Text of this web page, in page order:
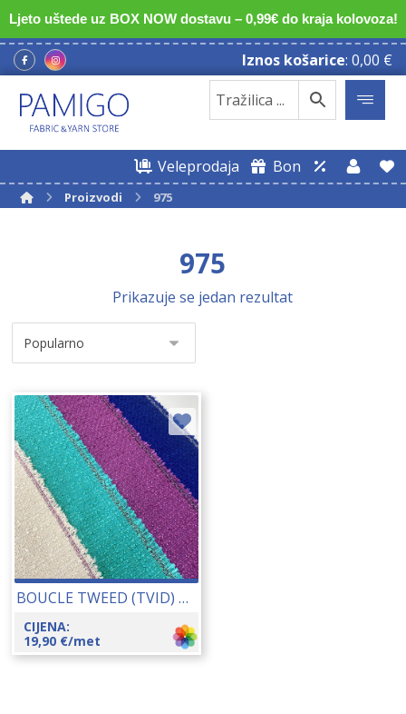
Ljeto uštede uz BOX NOW dostavu – 0,99€ do kraja kolovoza!
Iznos košarice: 0,00 €
Veleprodaja Bon
Proizvodi 975
975
Prikazuje se jedan rezultat
BOUCLE TWEED (TVID) UNICOLOR (Q11606) 140 CM 24020
CIJENA:
19,90 €/met